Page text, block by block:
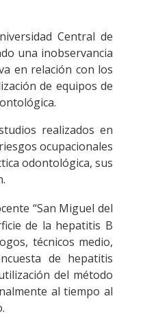
Central de
una inobservancia
en relación con los
de equipos de
realizados en
ocupacionales
odontológica, sus
“San Miguel del
de la hepatitis B
técnicos medio,
de hepatitis
del método
al tiempo al